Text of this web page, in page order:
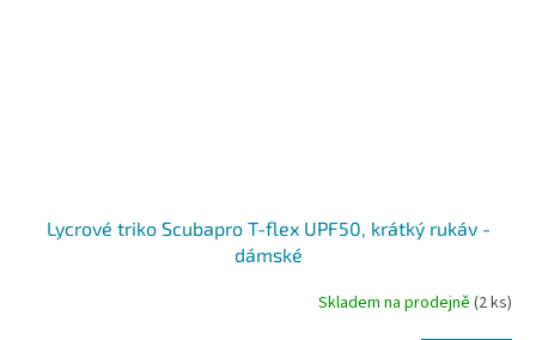
Lycrové triko Scubapro T-flex UPF50, krátký rukáv -
dámské
Skladem na prodejně (2 ks)